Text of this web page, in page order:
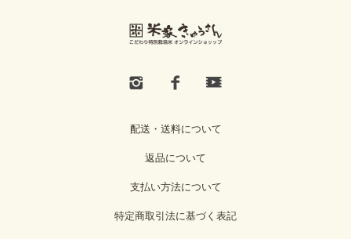
配送・送料について
返品について
支払い方法について
特定商取引法に基づく表記